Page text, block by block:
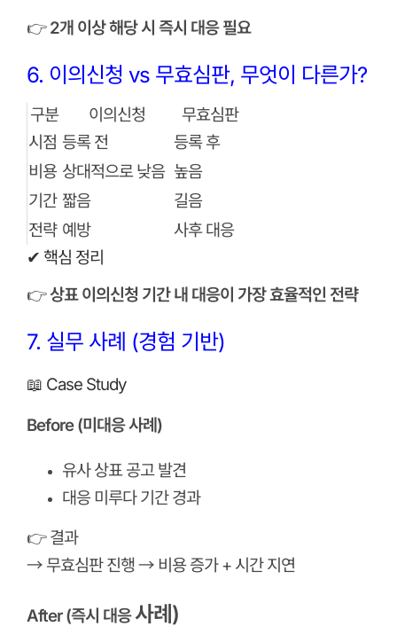
👉2개 이상 해당 시 즉시 대응 필요
6. 이의신청 vs 무효심판, 무엇이 다른가?
구분 이의신청
무효심판
시점 등록 전
등록 후
비용 상대적으로 낮음 높음
기간 짧음
길음
전략 예방
사후 대응
✔ 핵심 정리
👉상표 이의신청 기간 내 대응이 가장 효율적인 전략
7. 실무 사례 (경험 기반)
📖 Case Study
Before (미대응 사례)
유사 상표 공고 발견
대응 미루다 기간 경과
👉 결과
→ 무효심판 진행 → 비용 증가 + 시간 지연
After (즉시 대응사례)